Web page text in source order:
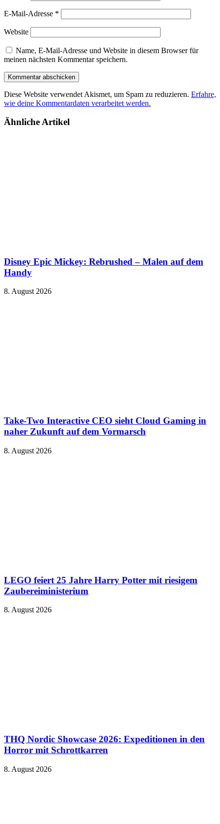
E-Mail-Adresse *
Website
Name, E-Mail-Adresse und Website in diesem Browser für
meinen nächsten Kommentar speichern.
Diese Website verwendet Akismet, um Spam zu reduzieren. Erfahre,
wie deine Kommentardaten verarbeitet werden.
Ähnliche Artikel
Disney Epic Mickey: Rebrushed – Malen auf dem
Handy
8. August 2026
Take-Two Interactive CEO sieht Cloud Gaming in
naher Zukunft auf dem Vormarsch
8. August 2026
LEGO feiert 25 Jahre Harry Potter mit riesigem
Zaubereiministerium
8. August 2026
THQ Nordic Showcase 2026: Expeditionen in den
Horror mit Schrottkarren
8. August 2026